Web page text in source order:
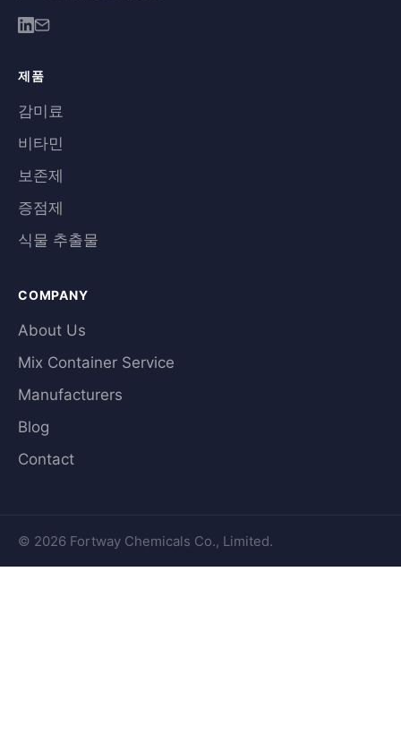
제품
감미료
비타민
보존제
증점제
식물 추출물
COMPANY
About Us
Mix Container Service
Manufacturers
Blog
Contact
© 2026 Fortway Chemicals Co., Limited.